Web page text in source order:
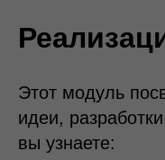
Этот модуль
идеи,
вы узнаете: